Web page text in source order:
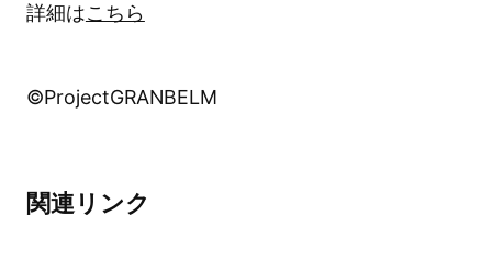
詳細はこちら
©ProjectGRANBELM
関連リンク